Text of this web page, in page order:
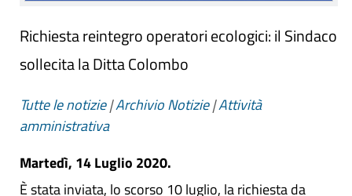
Richiesta reintegro operatori ecologici: il Sindaco
sollecita la Ditta Colombo
Tutte le notizie|Archivio Notizie|Attività
amministrativa
Martedì, 14 Luglio 2020.
È stata inviata, lo scorso 10 luglio, la richiesta da